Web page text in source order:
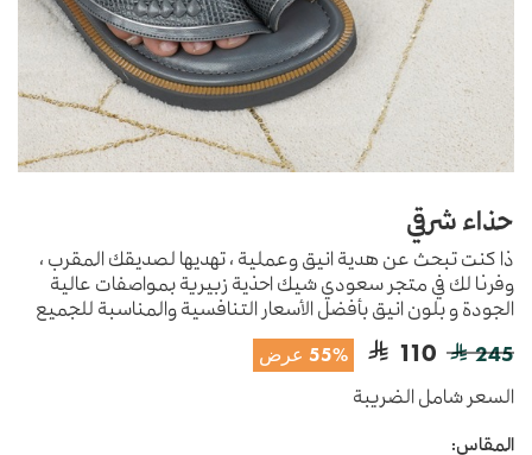
حذاء شرقي
ذا كنت تبحث عن هدية انيق وعملية ، تهديها لصديقك المقرب ،
وفرنا لك في متجر سعودي شيك احذية زبيرية بمواصفات عالية
الجودة و بلون انيق بأفضل الأسعار التنافسية والمناسبة للجميع
245
110 55% عرض
السعر شامل الضريبة
المقاس: